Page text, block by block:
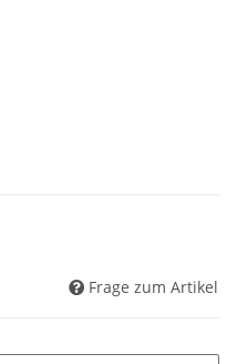
Frage zum Artikel